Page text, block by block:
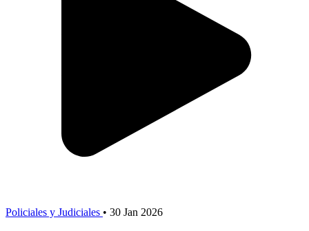
Policiales y Judiciales • 30 Jan 2026